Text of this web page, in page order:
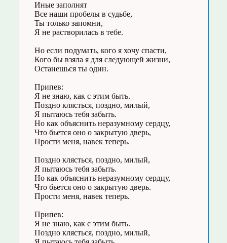
Иные заполнят
Все наши пробелы в судьбе,
Ты только запомни,
Я не растворилась в тебе.
Но если подумать, кого я хочу спасти,
Кого бы взяла я для следующей жизни,
Останешься ты один.
Припев:
Я не знаю, как с этим быть.
Поздно клясться, поздно, милый,
Я пытаюсь тебя забыть.
Но как объяснить неразумному сердцу,
Что бьется оно о закрытую дверь,
Прости меня, навек теперь.
Поздно клясться, поздно, милый,
Я пытаюсь тебя забыть.
Но как объяснить неразумному сердцу,
Что бьется оно о закрытую дверь.
Прости меня, навек теперь.
Припев:
Я не знаю, как с этим быть.
Поздно клясться, поздно, милый,